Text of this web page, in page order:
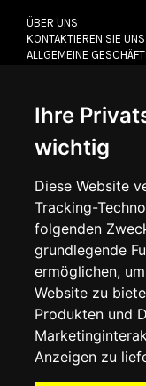
Ihre
wichtig
Diese Website
Tracking-
folgenden
grundlegende
ermöglichen,
Website zu
Produkten und
Anzeigen zu
ÜBER UNS
KONTAKTIEREN SIE UNS
ALLGEMEINE
COOKIE-RICHTLINIE
MEIN KONTO
MEIN KONTO
BESTELLVERLAUF
ADRESSBUCH
WUNSCHLISTE
SOCIAL